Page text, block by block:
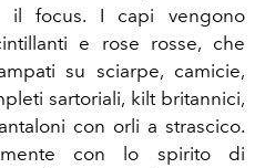
il focus. I capi vengono
e rose rosse, che
su sciarpe, camicie,
sartoriali, kilt britannici,
con orli a strascico.
con lo spirito di